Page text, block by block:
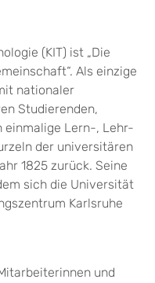
(KIT) ist „Die
Als einzige
nationaler
Studierenden,
einmalige Lern-, Lehr-
der universitären
1825 zurück. Seine
sich die Universität
Karlsruhe
und